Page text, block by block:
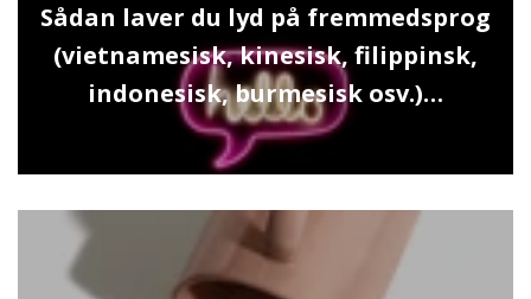
Sådan laver du lyd på fremmedsprog
(vietnamesisk, kinesisk, filippinsk,
indonesisk, burmesisk osv.)…